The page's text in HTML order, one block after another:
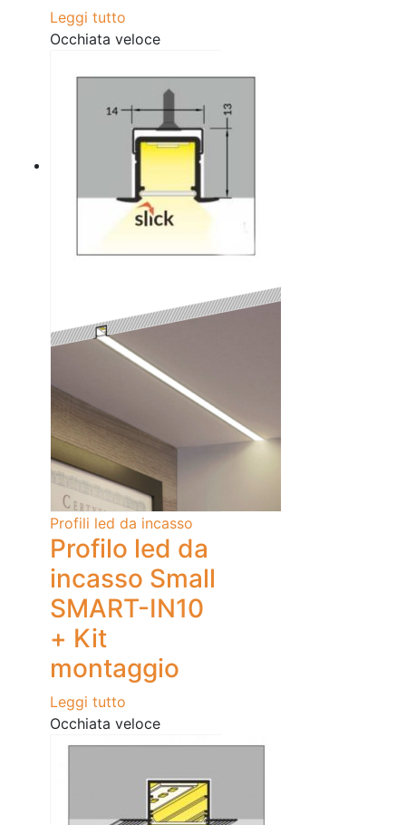
Leggi tutto
Occhiata veloce
Profili led da incasso
Profilo led da
incasso Small
SMART-IN10
+ Kit
montaggio
Leggi tutto
Occhiata veloce